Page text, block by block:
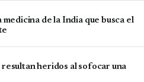
de la India que busca el
heridos al sofocar una